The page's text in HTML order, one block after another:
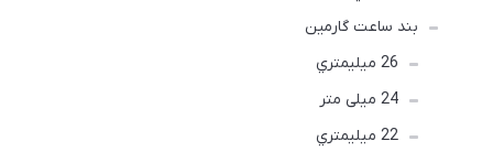
بند ساعت گارمین
26 ميليمتري
24 میلی متر
22 ميليمتري